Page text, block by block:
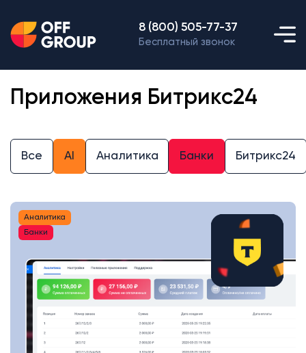
8 (800) 505-77-37
Бесплатный звонок
Приложения Битрикс24
Все AI Аналитика Банки Битрикс24
Аналитика
Банки